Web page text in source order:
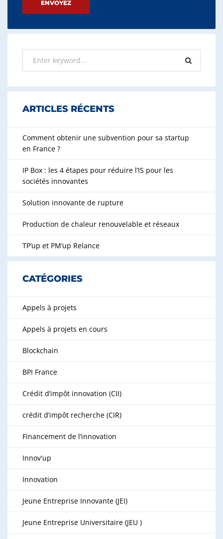
ARTICLES RÉCENTS
Comment obtenir une subvention pour sa startup
en France ?
IP Box : les 4 étapes pour réduire l’IS pour les
sociétés innovantes
Solution innovante de rupture
Production de chaleur renouvelable et réseaux
TP’up et PM’up Relance
CATÉGORIES
Appels à projets
Appels à projets en cours
Blockchain
BPI France
Crédit d’impôt innovation (CII)
crédit d’impôt recherche (CIR)
Financement de l’innovation
Innov'up
Innovation
Jeune Entreprise Innovante (JEI)
Jeune Entreprise Universitaire (JEU )